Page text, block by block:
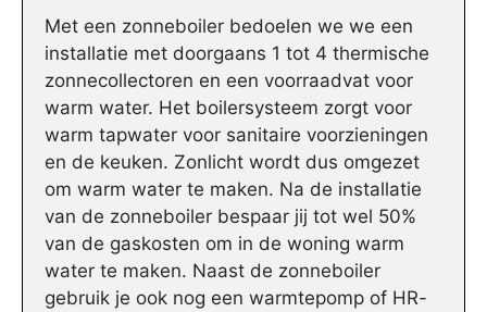
Met een zonneboiler bedoelen we we een
installatie met doorgaans 1 tot 4 thermische
zonnecollectoren en een voorraadvat voor
warm water. Het boilersysteem zorgt voor
warm tapwater voor sanitaire voorzieningen
en de keuken. Zonlicht wordt dus omgezet
om warm water te maken. Na de installatie
van de zonneboiler bespaar jij tot wel 50%
van de gaskosten om in de woning warm
water te maken. Naast de zonneboiler
gebruik je ook nog een warmtepomp of HR-